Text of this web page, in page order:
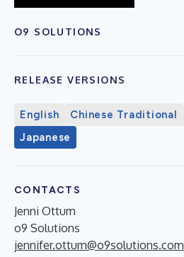
O9 SOLUTIONS
RELEASE VERSIONS
English Chinese Traditional
Japanese
CONTACTS
Jenni Ottum
o9 Solutions
jennifer.ottum@o9solutions.com